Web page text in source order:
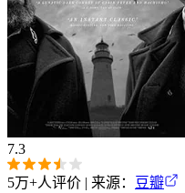
7.3
5万+人评价 | 来源：
豆瓣